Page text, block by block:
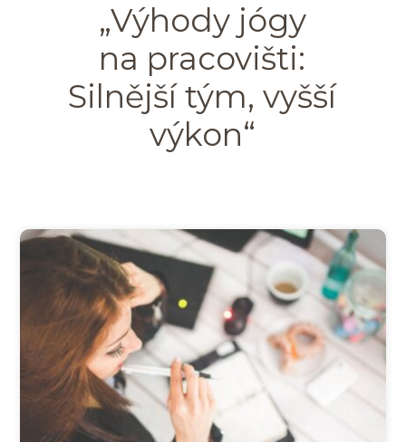
„Výhody jógy
na pracovišti:
Silnější tým, vyšší
výkon“